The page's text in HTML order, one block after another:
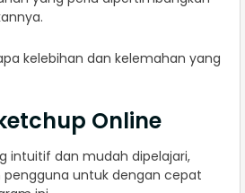
kelebihan dan kelemahan yang
Online
intuitif dan mudah dipelajari,
untuk dengan cepat